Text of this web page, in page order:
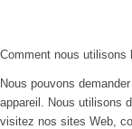
Comment nous utilisons
Nous pouvons
appareil. Nous utilisons
visitez nos sites Web,